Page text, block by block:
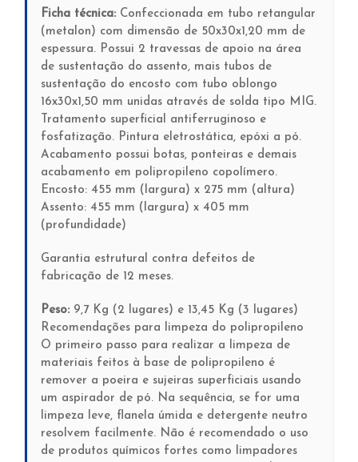
Ficha técnica: Confeccionada em tubo retangular
(metalon) com dimensão de 50x30x1,20 mm de
espessura. Possui 2 travessas de apoio na área
de sustentação do assento, mais tubos de
sustentação do encosto com tubo oblongo
16x30x1,50 mm unidas através de solda tipo MIG.
Tratamento superficial antiferruginoso e
fosfatização. Pintura eletrostática, epóxi a pó.
Acabamento possui botas, ponteiras e demais
acabamento em polipropileno copolímero.
Encosto: 455 mm (largura) x 275 mm (altura)
Assento: 455 mm (largura) x 405 mm
(profundidade)
Garantia estrutural contra defeitos de
fabricação de 12 meses.
Peso: 9,7 Kg (2 lugares) e 13,45 Kg (3 lugares)
Recomendações para limpeza do polipropileno
O primeiro passo para realizar a limpeza de
materiais feitos à base de polipropileno é
remover a poeira e sujeiras superficiais usando
um aspirador de pó. Na sequência, se for uma
limpeza leve, flanela úmida e detergente neutro
resolvem facilmente. Não é recomendado o uso
de produtos químicos fortes como limpadores